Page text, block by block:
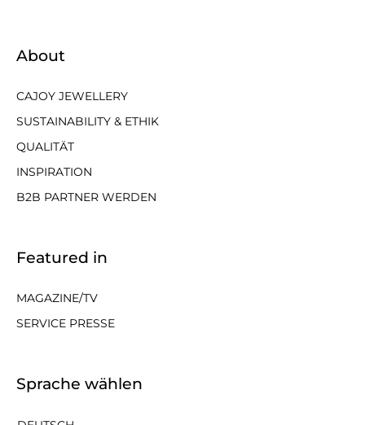
About
CAJOY JEWELLERY
SUSTAINABILITY & ETHIK
QUALITÄT
INSPIRATION
B2B PARTNER WERDEN
Featured in
MAGAZINE/TV
SERVICE PRESSE
Sprache wählen